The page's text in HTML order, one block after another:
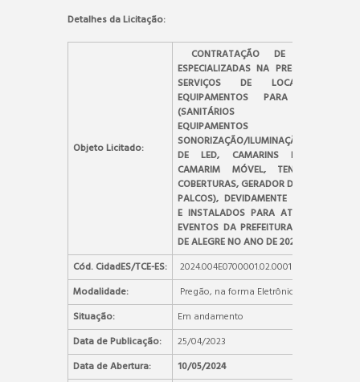
Detalhes da Licitação:
Objeto Licitado:
CONTRATAÇÃO DE EMPRESAS
ESPECIALIZADAS NA PRESTAÇÃO DE
SERVIÇOS DE LOCAÇÃO DE
EQUIPAMENTOS PARA EVENTOS:
(SANITÁRIOS QUÍMICOS,
EQUIPAMENTOS
SONORIZAÇÃO/ILUMINAÇÃO, PAINEL
DE LED, CAMARINS PADRÃO E
CAMARIM MÓVEL, TENDAS COM
COBERTURAS, GERADOR DE ENERGIA E
PALCOS), DEVIDAMENTE MONTADOS
E INSTALADOS PARA ATENDER AOS
EVENTOS DA PREFEITURA MUNICIPAL
DE ALEGRE NO ANO DE 2024.
Cód. CidadES/TCE-ES:
2024.004E0700001.02.0001
Modalidade:
Pregão, na forma Eletrônica
Situação:
Em andamento
Data de Publicação:
25/04/2023
Data de Abertura:
10/05/2024